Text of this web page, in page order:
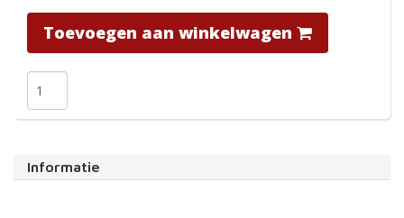
Toevoegen aan winkelwagen
Informatie